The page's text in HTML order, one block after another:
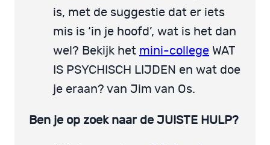
is, met de suggestie dat er iets
mis is ‘in je hoofd’, wat is het dan
wel? Bekijk het mini-college WAT
IS PSYCHISCH LIJDEN en wat doe
je eraan? van Jim van Os.
Ben je op zoek naar de JUISTE HULP?